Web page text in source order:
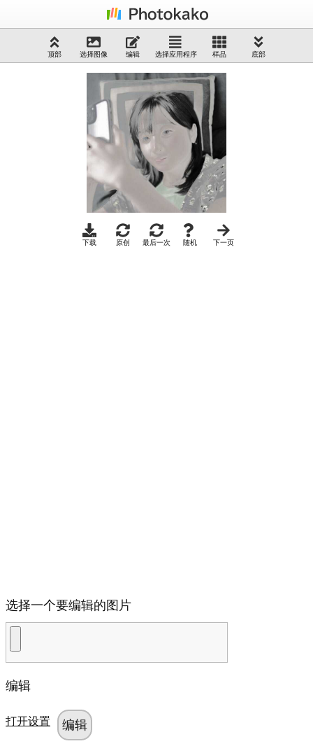
顶部 选择图像 编辑 选择应用程序 样品 底部
下载 原创 最后一次 随机 下一页
选择一个要编辑的图片
编辑
打开设置